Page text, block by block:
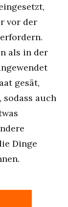
vor der
als in der
gesät,
auch
Dinge